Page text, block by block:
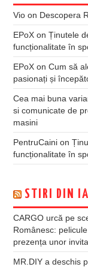
Vio on Descopera
EPoX onȚinutele
funcționalitate în
EPoX onCum să
pasionați și
Cea mai buna
si comunicate de
masini
PentruCaini on
funcționalitate în
STIRI DIN
CARGO urcă pe
Românesc:
prezența unor
MR.DIY a deschis